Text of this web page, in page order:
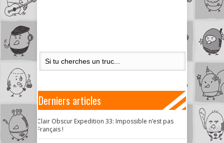
Derniers articles
Clair Obscur Expedition 33: Impossible n’est pas
Français !